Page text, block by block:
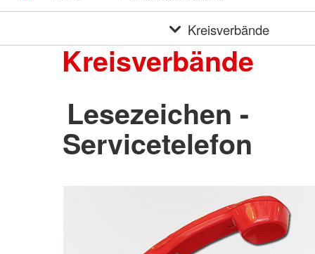
Kreisverbände
Kreisverbände
Lesezeichen -
Servicetelefon